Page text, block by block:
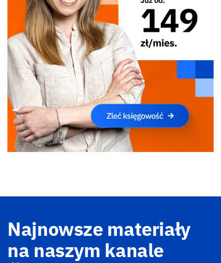
Najnowsze materiały
na naszym kanale